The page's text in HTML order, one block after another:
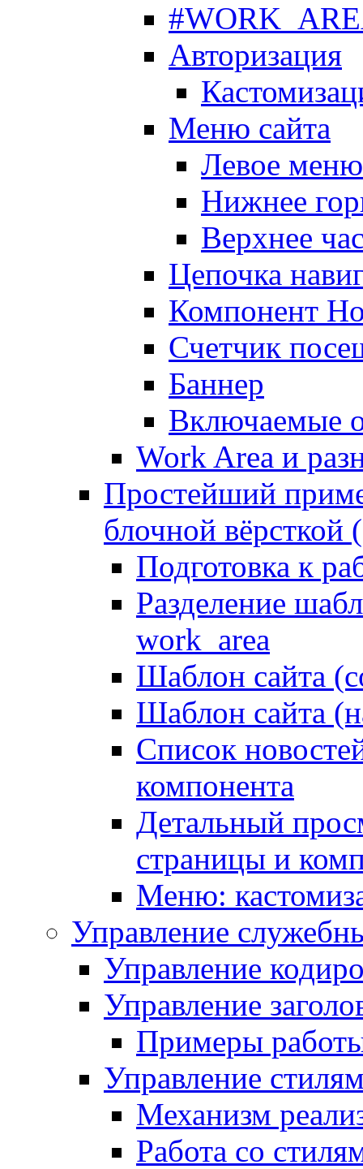
Авторизация
Меню сайта
Левое меню
Нижнее
Верхнее
Цепочка
Компонент
Счетчик
Баннер
Включаемые
Work Area и
Простейший
блочной вёрсткой
Подготовка к
Разделение
work_area
Шаблон сайта
Шаблон сайта
Список
компонента
Детальный
страницы и
Меню:
Управление
Управление
Управление
Примеры
Управление
Механизм
Работа со